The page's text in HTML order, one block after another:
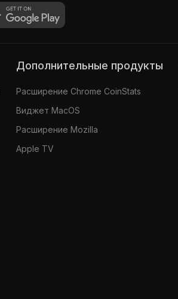
Дополнительные продукты
Расширение Chrome CoinStats
Виджет MacOS
Расширение Mozilla
Apple TV